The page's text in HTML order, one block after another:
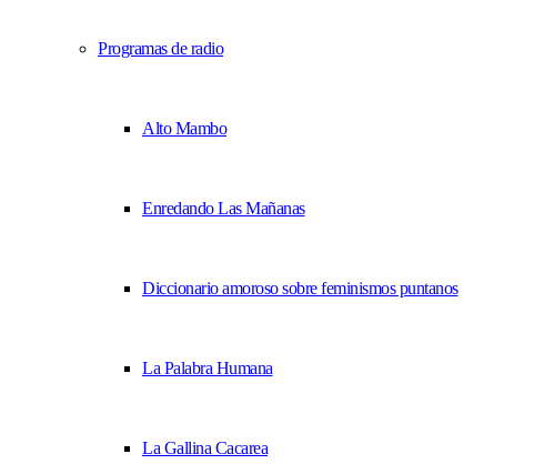
Programas de radio
Alto Mambo
Enredando Las Mañanas
Diccionario amoroso sobre feminismos puntanos
La Palabra Humana
La Gallina Cacarea